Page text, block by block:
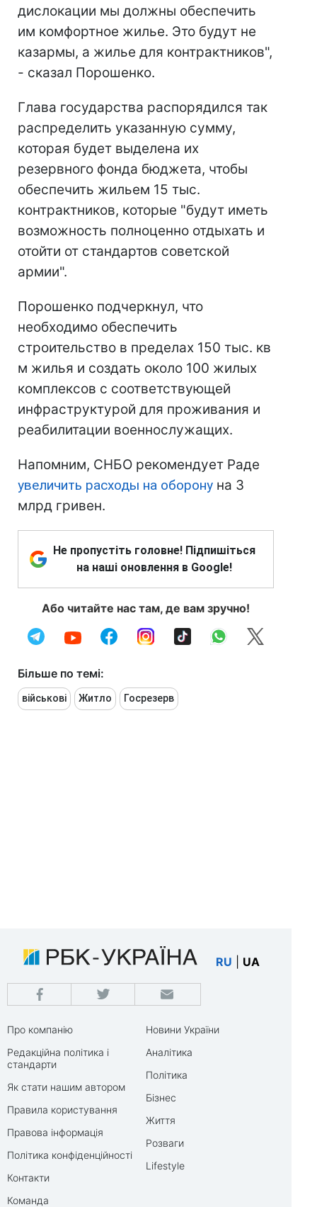
дислокации мы должны обеспечить
им комфортное жилье. Это будут не
казармы, а жилье для контрактников",
- сказал Порошенко.
Глава государства распорядился так
распределить указанную сумму,
которая будет выделена их
резервного фонда бюджета, чтобы
обеспечить жильем 15 тыс.
контрактников, которые "будут иметь
возможность полноценно отдыхать и
отойти от стандартов советской
армии".
Порошенко подчеркнул, что
необходимо обеспечить
строительство в пределах 150 тыс. кв
м жилья и создать около 100 жилых
комплексов с соответствующей
инфраструктурой для проживания и
реабилитации военнослужащих.
Напомним, СНБО рекомендует Раде
увеличить расходы на оборону на 3
млрд гривен.
Не пропустіть головне! Підпишіться
на наші оновлення в Google!
Або читайте нас там, де вам зручно!
Більше по темі:
військові Житло Госрезерв
RU UA
Про компанію
Редакційна політика і
стандарти
Як стати нашим автором
Правила користування
Правова інформація
Політика конфіденційності
Контакти
Команда
Новини України
Аналітика
Політика
Бізнес
Життя
Розваги
Lifestyle